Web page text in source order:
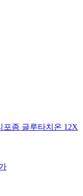
포좀 글루타치온 12X